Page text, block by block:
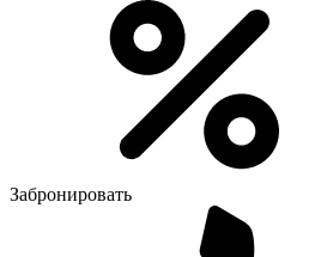
Забронировать